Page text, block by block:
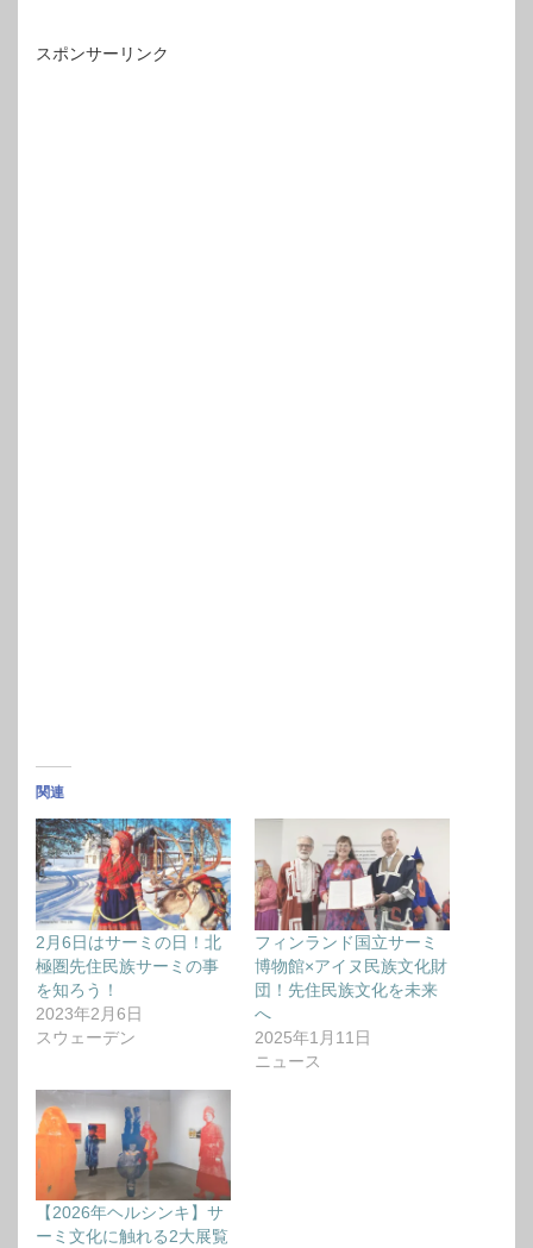
スポンサーリンク
関連
2月6日はサーミの日！北
極圏先住民族サーミの事
を知ろう！
2023年2月6日
スウェーデン
フィンランド国立サーミ
博物館×アイヌ民族文化財
団！先住民族文化を未来
へ
2025年1月11日
ニュース
【2026年ヘルシンキ】サ
ーミ文化に触れる2大展覧